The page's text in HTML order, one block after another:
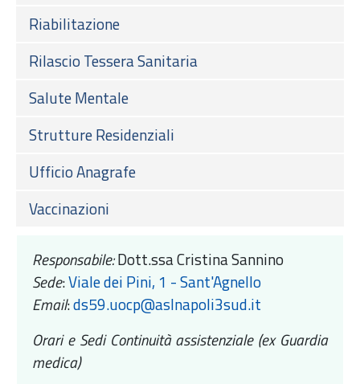
Riabilitazione
Rilascio Tessera Sanitaria
Salute Mentale
Strutture Residenziali
Ufficio Anagrafe
Vaccinazioni
Responsabile:Dott.ssa Cristina Sannino
Sede:Viale dei Pini, 1 - Sant'Agnello
Email:ds59.uocp@aslnapoli3sud.it
Orari e Sedi Continuità assistenziale (ex Guardia
medica)